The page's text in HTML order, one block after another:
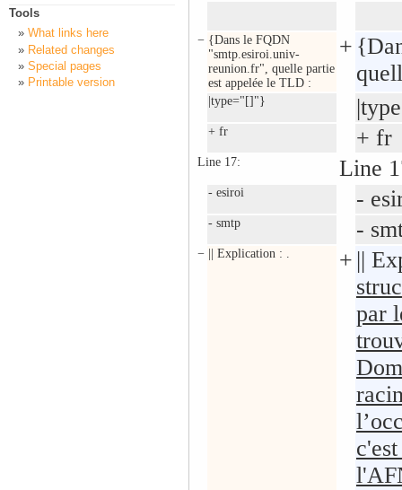
− {Dans le FQDN
"smtp.esiroi.univ-
reunion.fr", quelle partie
est appelée le TLD :
+
|type="[]"}
+ fr + fr
Line 17: Line
- esiroi -
- smtp -
− || Explication : . + ||
par
Tools
What links here
Related changes
Special pages
Printable version